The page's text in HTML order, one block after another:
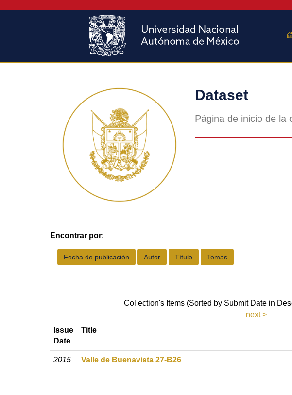
Dataset
Página de inicio de la
Encontrar por:
Collection's Items (Sorted by Submit Date in
next >
Issue
Date
Title
2015 Valle de Buenavista 27-B26